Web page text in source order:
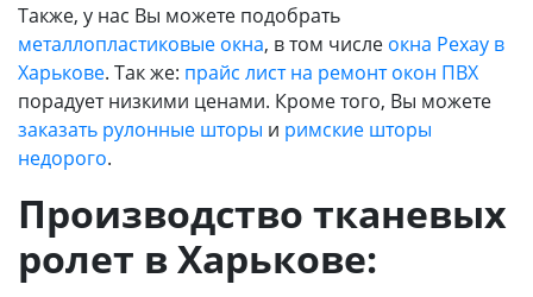
Также, у нас Вы можете подобрать
металлопластиковые окна, в том числе окна Рехау в
Харькове. Так же: прайс лист на ремонт окон ПВХ
порадует низкими ценами. Кроме того, Вы можете
заказать рулонные шторы и римские шторы
недорого.
Производство тканевых
ролет в Харькове: